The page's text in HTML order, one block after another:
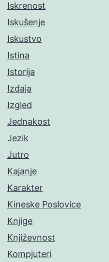
Iskrenost
Iskušenje
Iskustvo
Istina
Istorija
Izdaja
Izgled
Jednakost
Jezik
Jutro
Kajanje
Karakter
Kineske Poslovice
Knjige
Književnost
Kompjuteri